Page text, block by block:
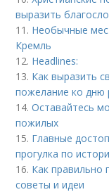
выразить
11. Необычные
Кремль
12. Headlines:
13. Как выразить
пожелание ко дню
14.Оставайтесь
пожилых
15. Главные
прогулка по
16. Как правильно
советы и идеи